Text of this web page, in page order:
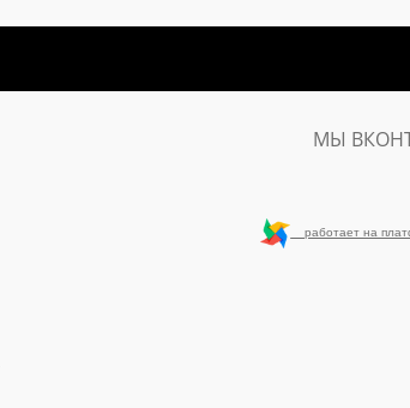
МЫ
работает на